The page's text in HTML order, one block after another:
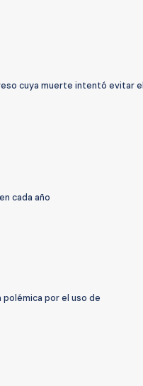
cuya muerte intentó evitar el
cada año
por el uso de